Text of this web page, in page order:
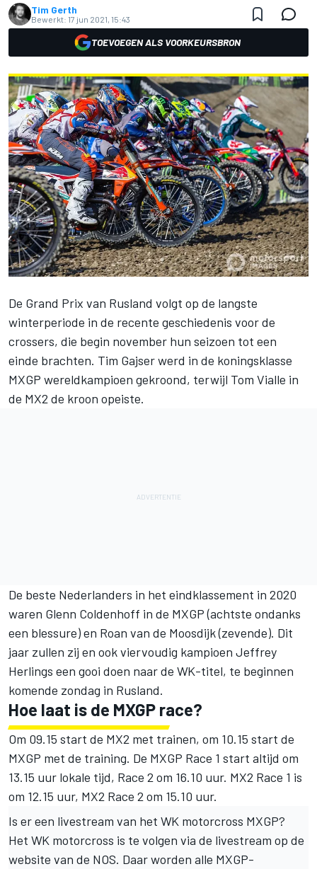
Tim Gerth
Bewerkt: 17 jun 2021, 15:43
TOEVOEGEN ALS VOORKEURSBRON
De Grand Prix van Rusland volgt op de langste
winterperiode in de recente geschiedenis voor de
crossers, die begin november hun seizoen tot een
einde brachten. Tim Gajserwerd in de koningsklasse
MXGP wereldkampioen gekroond, terwijl Tom Vialle in
de MX2 de kroon opeiste.
De beste Nederlanders in het eindklassement in 2020
waren Glenn Coldenhoff in de MXGP (achtste ondanks
een blessure) en Roan van de Moosdijk (zevende). Dit
jaar zullen zij en ook viervoudig kampioen Jeffrey
Herlings een gooi doen naar de WK-titel, te beginnen
komende zondag in Rusland.
Hoe laat is de MXGP race?
Om 09.15 start de MX2 met trainen, om 10.15 start de
MXGP met de training. De MXGP Race 1 start altijd om
13.15 uur lokale tijd, Race 2 om 16.10 uur. MX2 Race 1 is
om 12.15 uur, MX2 Race 2 om 15.10 uur.
Is er een livestream van het WK motorcross MXGP?
Het WK motorcross is te volgen via de livestream op de
website van de NOS. Daar worden alle MXGP-